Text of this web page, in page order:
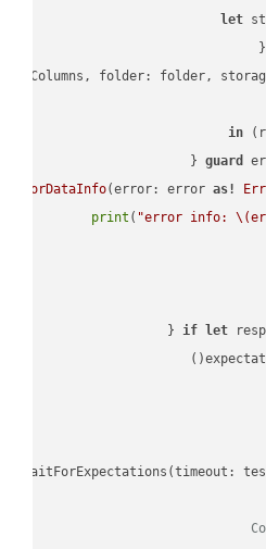
let
in
guard
(error: error as!
print ( "error info:
if let
.waitForExpectations(timeout: